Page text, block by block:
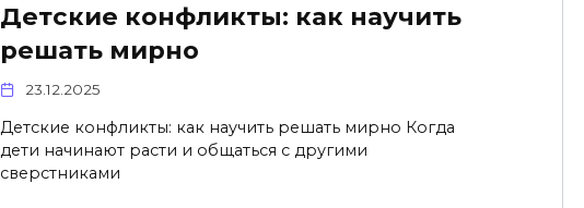
Детские конфликты: как научить
решать мирно
23.12.2025
Детские конфликты: как научить решать мирно Когда
дети начинают расти и общаться с другими
сверстниками